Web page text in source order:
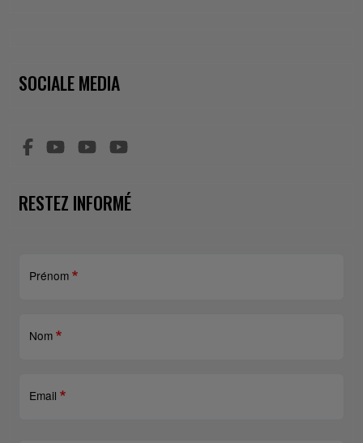
SOCIALE MEDIA
RESTEZ INFORMÉ
Prénom
Nom
Email